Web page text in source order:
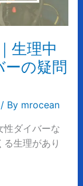
生理中
の疑問
By mrocean
性ダイバーな
生理があり